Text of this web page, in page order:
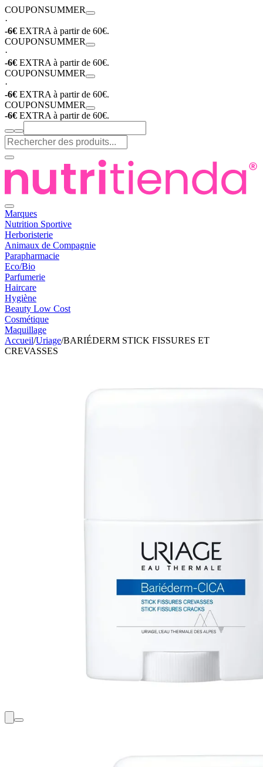
COUPONSUMMER
·
-6€ EXTRA à partir de 60€.
COUPONSUMMER
·
-6€ EXTRA à partir de 60€.
COUPONSUMMER
·
-6€ EXTRA à partir de 60€.
COUPONSUMMER
-6€ EXTRA à partir de 60€.
Marques
Nutrition Sportive
Herboristerie
Animaux de Compagnie
Parapharmacie
Eco/Bio
Parfumerie
Haircare
Hygiène
Beauty Low Cost
Cosmétique
Maquillage
Accueil/Uriage/BARIÉDERM STICK FISSURES ET
CREVASSES